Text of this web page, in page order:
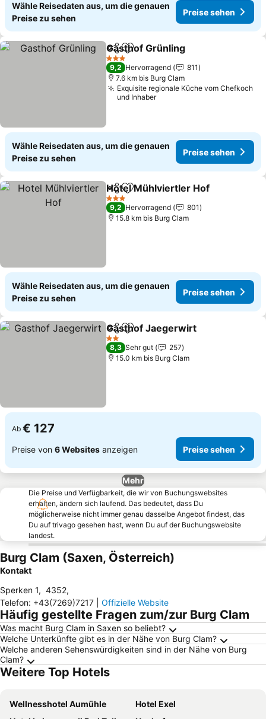
Wähle Reisedaten aus, um die genauen
Preise zu sehen
Preise sehen
TeilenZu Favoriten hinzufügen
Gasthof Grünling
3 Sterne
9,2 Hervorragend
811
7.6 km bis Burg Clam
Exquisite regionale Küche vom Chefkoch
und Inhaber
Wähle Reisedaten aus, um die genauen
Preise zu sehen
Preise sehen
TeilenZu Favoriten hinzufügen
Hotel Mühlviertler Hof
3 Sterne
9,2 Hervorragend
801
15.8 km bis Burg Clam
Wähle Reisedaten aus, um die genauen
Preise zu sehen
Preise sehen
TeilenZu Favoriten hinzufügen
Gasthof Jaegerwirt
2 Sterne
8,3 Sehr gut
257
15.0 km bis Burg Clam
Ab € 127
Preise von 6 Websites anzeigen Preise sehen
Mehr
Die Preise und Verfügbarkeit, die wir von Buchungswebsites
erhalten, ändern sich laufend. Das bedeutet, dass Du
möglicherweise nicht immer genau dasselbe Angebot findest, das
Du auf trivago gesehen hast, wenn Du auf der Buchungswebsite
landest.
Burg Clam (Saxen, Österreich)
Kontakt
Sperken 1, 4352,
Telefon: +43(7269)7217 Offizielle Website
Häufig gestellte Fragen zum/zur Burg Clam
Was macht Burg Clam in Saxen so beliebt?
Welche Unterkünfte gibt es in der Nähe von Burg Clam?
Welche anderen Sehenswürdigkeiten sind in der Nähe von Burg
Clam?
Weitere Top Hotels
Wellnesshotel Aumühle
Hotel Exel